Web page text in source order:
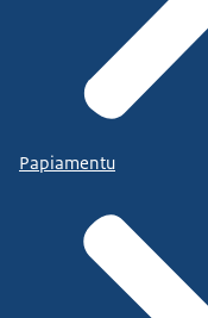
Papiamentu